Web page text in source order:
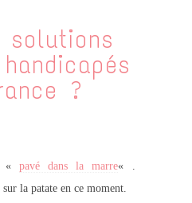
solutions
?
« pavé dans la marre« .
la patate en ce moment.